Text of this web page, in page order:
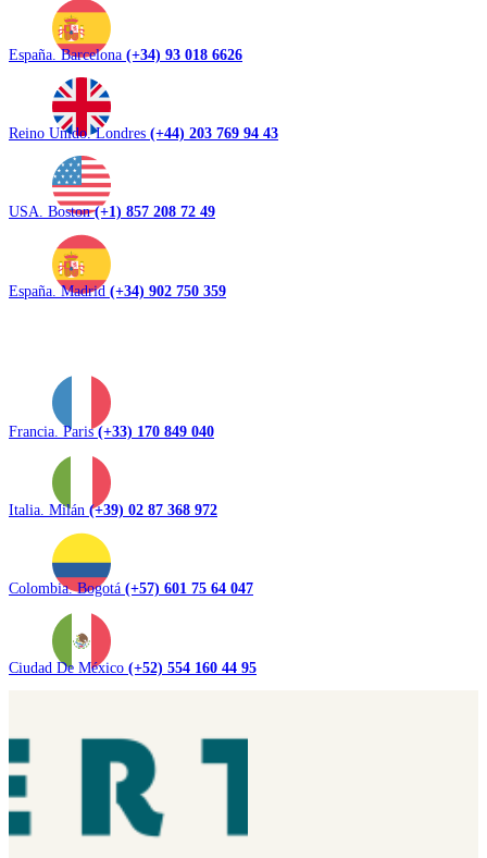
España. Barcelona (+34) 93 018 6626
Reino Unido. Londres (+44) 203 769 94 43
USA. Boston(+1) 857 208 72 49
España. Madrid (+34) 902 750 359
Francia. Paris(+33) 170 849 040
Italia. Milán (+39) 02 87 368 972
Colombia. Bogotá (+57) 601 75 64 047
Ciudad De México (+52) 554 160 44 95